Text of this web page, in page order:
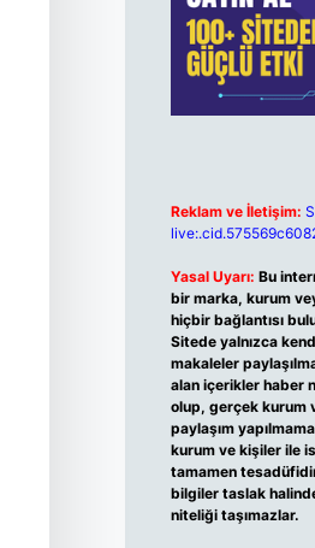
Reklam ve İletişim:
Yasal Uyarı: Bu
bir marka, kurum
hiçbir bağlantısı
Sitede yalnızca
makaleler
alan içerikler haber
olup, gerçek kurum
paylaşım
kurum ve kişiler ile
tamamen
bilgiler taslak
niteliği taşımazlar.